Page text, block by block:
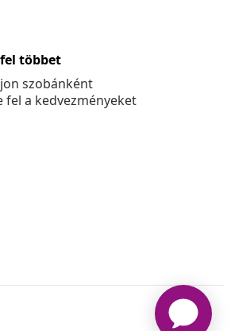
fel többet
szobánként
fel a kedvezményeket